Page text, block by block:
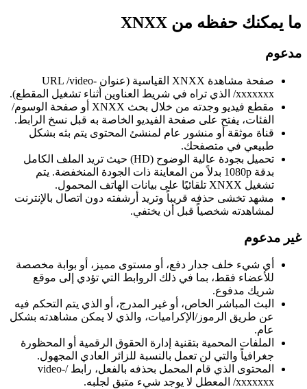
ما يمكنك حفظه من XNXX
مدعوم
صفحة مشاهدة XNXX القياسية (عنوان URL /video-
xxxxxxx/ الذي تراه في شريط العناوين أثناء تشغيل المقطع).
مقطع فيديو وجدته من خلال بحث XNXX أو صفحة الوسوم/
الفئات، يفتح على صفحة الفيديو الخاصة به قبل نسخ الرابط.
قناة موثقة أو منشور عام لمنشئ المحتوى يتم بثه بشكل
طبيعي في متصفحك.
تحميل بجودة عالية الوضوح (HD) حيث تريد الملف الكامل
بدقة 1080p بدلاً من المعاينة ذات الجودة المنخفضة. يتم
تشغيل XNXX تلقائيًا على بيانات الهاتف المحمول.
مشهد تخشى حذفه قريباً وتريد أرشفته دون اتصال بالإنترنت
لمشاهدته شخصياً قبل أن يختفي.
غير مدعوم
أي شيء خلف جدار دفع، أو مستوى مميز، أو بوابة مخصصة
للأعضاء فقط، بما في ذلك الروابط التي تؤدي إلى موقع
شريك مدفوع.
البث المباشر الخاص، أو غير المدرج، أو الذي يتم التحكم فيه
عن طريق الرموز/الإكراميات، والذي لا يمكن مشاهدته بشكل
عام.
الملفات المحمية بتقنية إدارة الحقوق الرقمية أو المحظورة
جغرافياً والتي لن تعمل بالنسبة للزائر العادي المجهول.
المحتوى الذي قام المحمل بحذفه بالفعل، رابط /video-
xxxxxxx/ المعطل لا يوجد شيء متبقٍ لجلبه.